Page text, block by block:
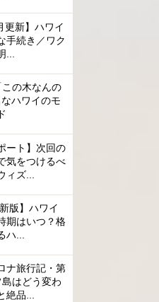
更新】ハワイ
手続き／ワク
の木なんの
ハワイのモ
ート】次回の
気をつけるべ
ィズ...
版】ハワイ
期はいつ？格
ハ...
ナ旅行記・第
はどう変わ
絶品...